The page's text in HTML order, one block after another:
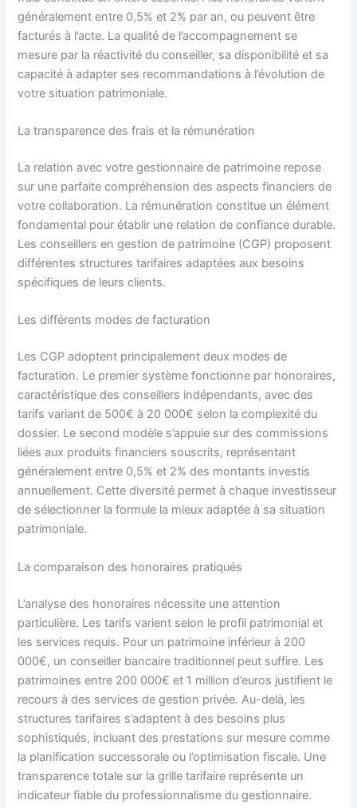
généralement entre 0,5% et 2% par an, ou peuvent être
facturés à l’acte. La qualité de l’accompagnement se
mesure par la réactivité du conseiller, sa disponibilité et sa
capacité à adapter ses recommandations à l’évolution de
votre situation patrimoniale.
La transparence des frais et la rémunération
La relation avec votre gestionnaire de patrimoine repose
sur une parfaite compréhension des aspects financiers de
votre collaboration. La rémunération constitue un élément
fondamental pour établir une relation de confiance durable.
Les conseillers en gestion de patrimoine (CGP) proposent
différentes structures tarifaires adaptées aux besoins
spécifiques de leurs clients.
Les différents modes de facturation
Les CGP adoptent principalement deux modes de
facturation. Le premier système fonctionne par honoraires,
caractéristique des conseillers indépendants, avec des
tarifs variant de 500€ à 20 000€ selon la complexité du
dossier. Le second modèle s’appuie sur des commissions
liées aux produits financiers souscrits, représentant
généralement entre 0,5% et 2% des montants investis
annuellement. Cette diversité permet à chaque investisseur
de sélectionner la formule la mieux adaptée à sa situation
patrimoniale.
La comparaison des honoraires pratiqués
L’analyse des honoraires nécessite une attention
particulière. Les tarifs varient selon le profil patrimonial et
les services requis. Pour un patrimoine inférieur à 200
000€, un conseiller bancaire traditionnel peut suffire. Les
patrimoines entre 200 000€ et 1 million d’euros justifient le
recours à des services de gestion privée. Au-delà, les
structures tarifaires s’adaptent à des besoins plus
sophistiqués, incluant des prestations sur mesure comme
la planification successorale ou l’optimisation fiscale. Une
transparence totale sur la grille tarifaire représente un
indicateur fiable du professionnalisme du gestionnaire.